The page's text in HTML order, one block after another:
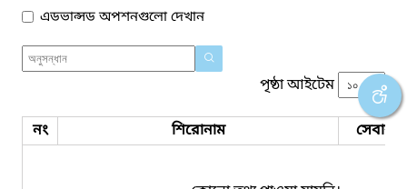
এডভান্সড অপশনগুলো দেখান
পৃষ্ঠা আইটেম
নং শিরোনাম সেবার